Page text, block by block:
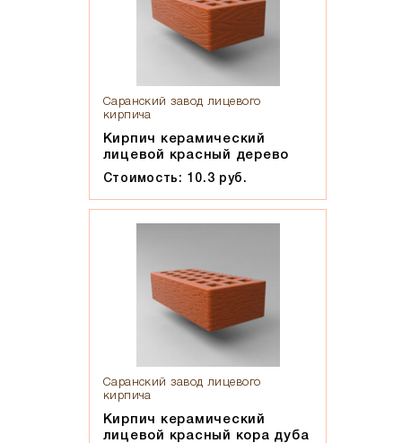
Саранский завод лицевого
кирпича
Кирпич керамический
лицевой красный дерево
Стоимость: 10.3 руб.
Саранский завод лицевого
кирпича
Кирпич керамический
лицевой красный кора дуба